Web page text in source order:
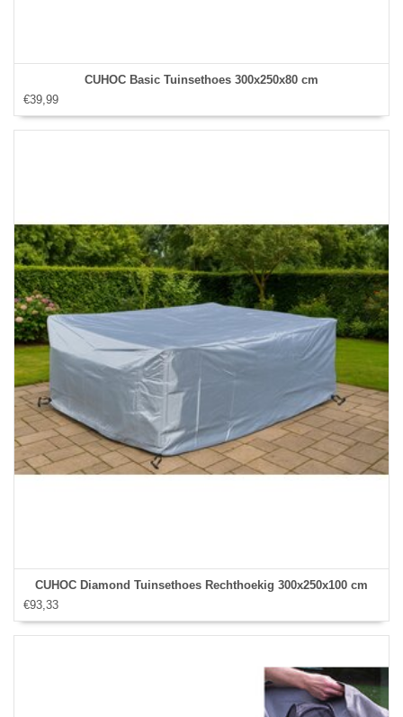
CUHOC Basic Tuinsethoes 300x250x80 cm
€39,99
CUHOC Diamond Tuinsethoes Rechthoekig 300x250x100 cm
€93,33